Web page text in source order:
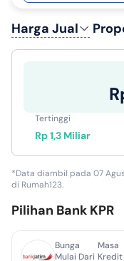
Harga Jual
Tertinggi
Rp 1,3 Miliar
*Data diambil pada 07
di Rumah123.
Pilihan Bank KPR
Bunga
Mulai Dari
Masa
Kredit